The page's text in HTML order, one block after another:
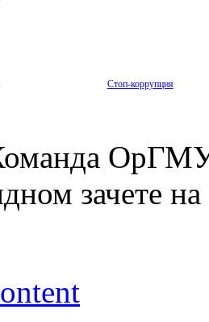
Стоп-коррупция
ОрГМУ
зачете